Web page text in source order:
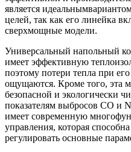
является
целей, так как его линейка
сверхмощные модели.
Универсальный напольный
имеет эффективную
поэтому потери тепла при
ощущаются. Кроме того, эта
безопасной и экологически
показателям выбросов CO и
имеет современную
управления, которая
регулировать основные